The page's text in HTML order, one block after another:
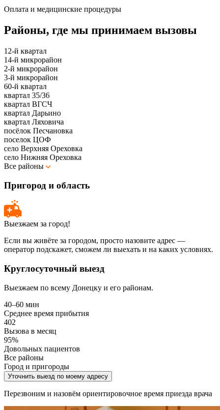
Оплата и медицинские процедуры
Районы, где мы принимаем вызовы
12-й квартал
14-й микрорайон
2-й микрорайон
3-й микрорайон
60-й квартал
квартал 35/36
квартал ВГСЧ
квартал Дарьино
квартал Ляховича
посёлок Песчановка
поселок ЦОФ
село Верхняя Ореховка
село Нижняя Ореховка
Все районы
Пригород и область
Выезжаем за город!
Если вы живёте за городом, просто назовите адрес —
оператор подскажет, сможем ли выехать и на каких условиях.
Круглосуточный выезд
Выезжаем по всему Донецку и его районам.
40–60 мин
Среднее время прибытия
402
Вызова в месяц
95%
Довольных пациентов
Все районы
Город и пригороды
Уточнить выезд по моему адресу
Перезвоним и назовём ориентировочное время приезда врача